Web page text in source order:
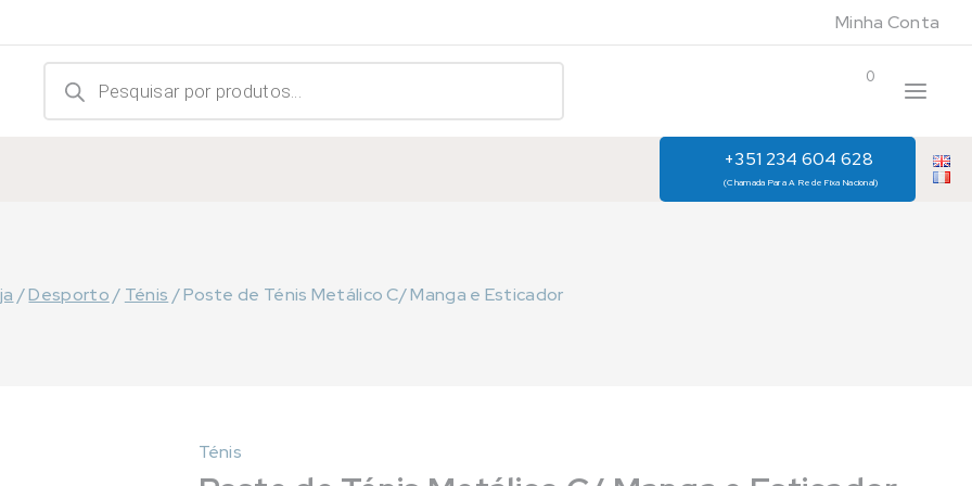
Minha Conta
Products
search 0
+351 234 604 628
(Chamada Para A Rede Fixa Nacional)
/Desporto/ Ténis /Poste de Ténis Metálico C/ Manga e Esticador
Ténis